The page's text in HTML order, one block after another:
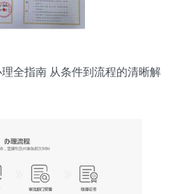
全指南 从条件到流程的清晰解